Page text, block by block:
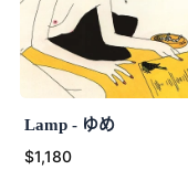
Lamp - ゆめ
$1,180